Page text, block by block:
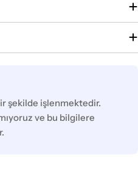
şekilde işlenmektedir.
ve bu bilgilere